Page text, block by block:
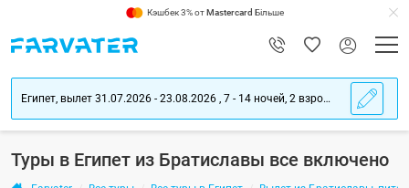
Кэшбек 3% отMastercard Більше
Египет, вылет 31.07.2026 - 23.08.2026 , 7 - 14 ночей, 2 взрослых
Туры в Египет из Братиславы все включено